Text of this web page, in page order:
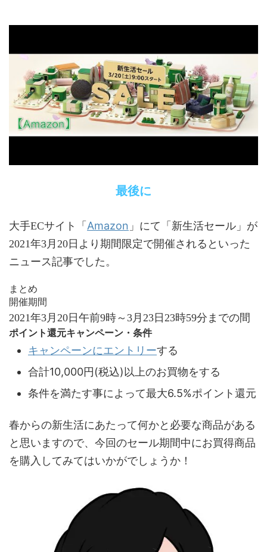
最後に
大手ECサイト「 Amazon 」にて「新生活セール」が
2021年3月20日より期間限定で開催されるといった
ニュース記事でした。
まとめ
開催期間
2021年3月20日午前9時～3月23日23時59分までの間
ポイント還元キャンペーン・条件
キャンペーンにエントリーする
合計10,000円(税込)以上のお買物をする
条件を満たす事によって最大6.5%ポイント還元
春からの新生活にあたって何かと必要な商品がある
と思いますので、今回のセール期間中にお買得商品
を購入してみてはいかがでしょうか！